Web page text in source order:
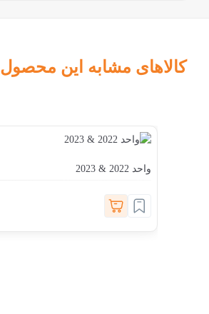
کالاهای مشابه این محصول
واحد 2022 & 2023